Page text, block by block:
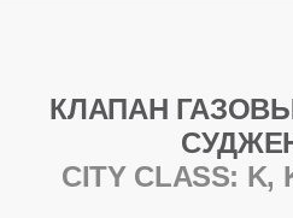
КЛАПАН
CITY CLASS: K,